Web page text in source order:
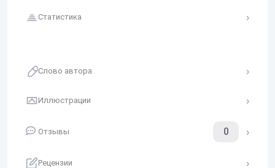
Статистика
Слово автора
Иллюстрации
Отзывы 0
Рецензии